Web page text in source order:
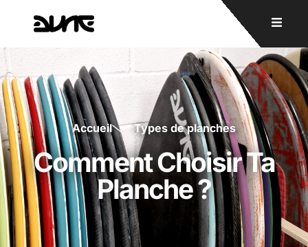
Accueil Types de planches
Comment Choisir Ta
Planche ?